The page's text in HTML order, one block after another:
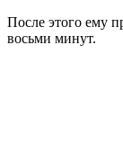
После этого ему
восьми минут.